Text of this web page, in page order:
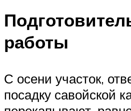
работы
С осени участок,
посадку савойской